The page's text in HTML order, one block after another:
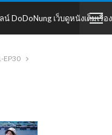
DoDoNung เว็บดูหนังเต็มเรื่อง
EP30